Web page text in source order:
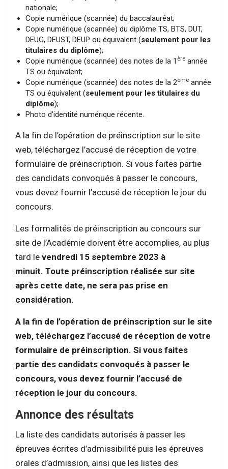
nationale;
Copie numérique (scannée) du baccalauréat;
Copie numérique (scannée) du diplôme TS, BTS, DUT,
DEUG, DEUST, DEUP ou équivalent (seulement pour les
titulaires du diplôme);
Copie numérique (scannée) des notes de la 1 ère année
TS ou équivalent;
Copie numérique (scannée) des notes de la 2ème année
TS ou équivalent (seulement pour les titulaires du
diplôme);
Photo d’identité numérique récente.
A la fin de l’opération de préinscription sur le site
web, téléchargez l’accusé de réception de votre
formulaire de préinscription. Si vous faites partie
des candidats convoqués à passer le concours,
vous devez fournir l’accusé de réception le jour du
concours.
Les formalités de préinscription au concours sur
site de l’Académie doivent être accomplies, au plus
tard le vendredi 15 septembre 2023 à
minuit. Toute préinscription réalisée sur site
après cette date, ne sera pas prise en
considération.
A la fin de l’opération de préinscription sur le site
web, téléchargez l’accusé de réception de votre
formulaire de préinscription. Si vous faites
partie des candidats convoqués à passer le
concours, vous devez fournir l’accusé de
réception le jour du concours.
Annonce des résultats
La liste des candidats autorisés à passer les
épreuves écrites d’admissibilité puis les épreuves
orales d’admission, ainsi que les listes des